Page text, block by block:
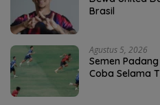
Brasil
Agustus 5, 2026
Semen
Coba Selama